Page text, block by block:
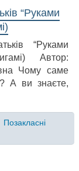
“Руками
“Руками
Автор:
Чому саме
А ви знаєте,
Позакласні